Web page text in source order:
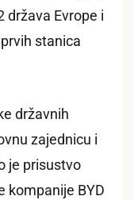
država Evrope i
stanica
državnih
zajednicu i
je prisustvo
kompanije BYD